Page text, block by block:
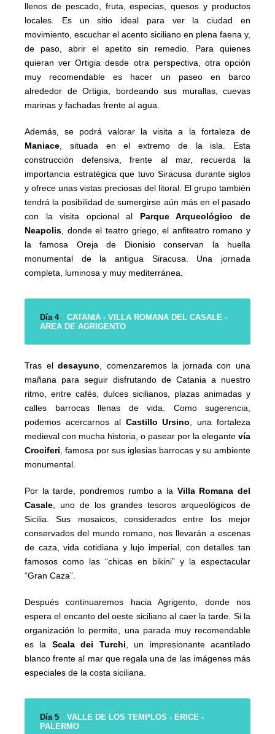
llenos de pescado, fruta, especias, quesos y productos
locales. Es un sitio ideal para ver la ciudad en
movimiento, escuchar el acento siciliano en plena faena y,
de paso, abrir el apetito sin remedio. Para quienes
quieran ver Ortigia desde otra perspectiva, otra opción
muy recomendable es hacer un paseo en barco
alrededor de Ortigia, bordeando sus murallas, cuevas
marinas y fachadas frente al agua.
Además, se podrá valorar la visita a la fortaleza de
Maniace , situada en el extremo de la isla. Esta
construcción defensiva, frente al mar, recuerda la
importancia estratégica que tuvo Siracusa durante siglos
y ofrece unas vistas preciosas del litoral. El grupo también
tendrá la posibilidad de sumergirse aún más en el pasado
con la visita opcional al Parque Arqueológico de
Neapolis , donde el teatro griego, el anfiteatro romano y
la famosa Oreja de Dionisio conservan la huella
monumental de la antigua Siracusa. Una jornada
completa, luminosa y muy mediterránea.
Día 4
CATANIA - VILLA ROMANA DEL CASALE -
AREA DE AGRIGENTO
Tras eldesayuno , comenzaremos la jornada con una
mañana para seguir disfrutando de Catania a nuestro
ritmo, entre cafés, dulces sicilianos, plazas animadas y
calles barrocas llenas de vida. Como sugerencia,
podemos acercarnos al Castillo Ursino , una fortaleza
medieval con mucha historia, o pasear por la elegante vía
Crociferi , famosa por sus iglesias barrocas y su ambiente
monumental.
Por la tarde, pondremos rumbo a la Villa Romana del
Casale , uno de los grandes tesoros arqueológicos de
Sicilia. Sus mosaicos, considerados entre los mejor
conservados del mundo romano, nos llevarán a escenas
de caza, vida cotidiana y lujo imperial, con detalles tan
famosos como las “chicas en bikini” y la espectacular
“Gran Caza”.
Después continuaremos hacia Agrigento, donde nos
espera el encanto del oeste siciliano al caer la tarde. Si la
organización lo permite, una parada muy recomendable
es la Scala dei Turchi , un impresionante acantilado
blanco frente al mar que regala una de las imágenes más
especiales de la costa siciliana.
Día 5
VALLE DE LOS TEMPLOS - ERICE -
PALERMO